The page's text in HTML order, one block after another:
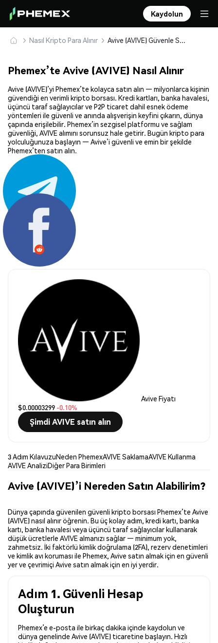
Kaydolun
Nasıl Kripto Para Alınır Avive (AVIVE) Güvenle Satın Alın ve Saklayın
Phemex’te Avive (AVIVE) Nasıl Alınır
Avive (AVIVE)’yi Phemex’te kolayca satın alın — milyonlarca kişinin
güvendiği en verimli kripto borsası. Kredi kartları, banka havalesi,
üçüncü taraf sağlayıcılar ve P2P ticaret dahil esnek ödeme
yöntemleri ile güvenli ve anında alışverişin keyfini çıkarın, dünya
çapında erişilebilir. Phemex’in sezgisel platformu ve sağlam
güvenliği, AVIVE alımını sorunsuz hale getirir. Bugün kripto para
yolculuğunuza başlayın — Avive’i güvenli ve emin bir şekilde
Phemex’ten satın alın.
Paylaş:
Avive Fiyatı
$0.00003299 -0.10%
Şimdi AVIVE satın alın
3 Adım KılavuzuNeden PhemexAVIVE SaklamaAVIVE Kullanma
AVIVE AnaliziDiğer Para Birimleri
Avive (AVIVE)’i Nereden Satın Alabilirim?
Dünya çapında güvenilen güvenli kripto borsası Phemex’te Avive
(AVIVE) nasıl alınır öğrenin. Bu üç kolay adım, kredi kartı, banka
kartı, banka havalesi veya üçüncü taraf sağlayıcılar kullanarak
düşük ücretlerle AVIVE almanızı sağlar — minimum yok,
zahmetsiz. İki faktörlü kimlik doğrulama (2FA), rezerv denetimleri
ve kimlik avı koruması ile Phemex, Avive satın almak için en güvenli
yer ve çevrimiçi Avive satın almak için en iyi yerdir.
Adım 1. Güvenli Hesap
Oluşturun
Phemex’e e-posta ile birkaç dakika içinde kaydolun ve
dünya genelinde Avive (AVIVE) ticaretine başlayın. Hızlı